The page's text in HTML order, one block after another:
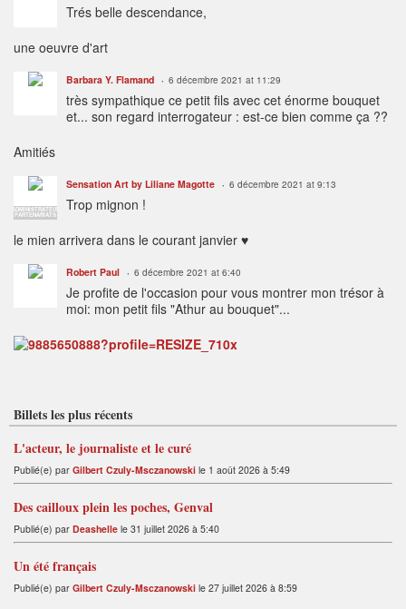
Trés belle descendance,
une oeuvre d'art
Barbara Y. Flamand 6 décembre 2021 at 11:29
très sympathique ce petit fils avec cet énorme bouquet
et... son regard interrogateur : est-ce bien comme ça ??
Amitiés
ADMINISTRATEUR
PARTENARIATS
Sensation Art by Liliane Magotte 6 décembre 2021 at 9:13
Trop mignon !
le mien arrivera dans le courant janvier ♥
Robert Paul 6 décembre 2021 at 6:40
Je profite de l'occasion pour vous montrer mon trésor à
moi: mon petit fils "Athur au bouquet"...
Billets les plus récents
L'acteur, le journaliste et le curé
Publié(e) par Gilbert Czuly-Msczanowski le 1 août 2026 à 5:49
Des cailloux plein les poches, Genval
Publié(e) par Deashelle le 31 juillet 2026 à 5:40
Un été français
Publié(e) par Gilbert Czuly-Msczanowski le 27 juillet 2026 à 8:59